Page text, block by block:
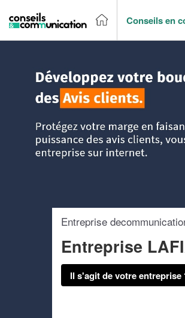
Conseils en
Entreprise
Entreprise
Il s'agit de votre entreprise